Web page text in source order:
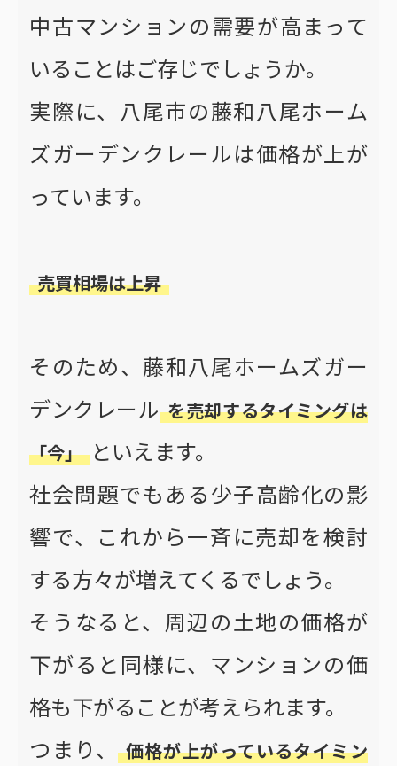
中古マンションの需要が高まって
いることはご存じでしょうか。
実際に、八尾市の藤和八尾ホーム
ズガーデンクレールは価格が上が
っています。
売買相場は上昇
そのため、藤和八尾ホームズガー
デンクレール を売却するタイミングは
「今」 といえます。
社会問題でもある少子高齢化の影
響で、これから一斉に売却を検討
する方々が増えてくるでしょう。
そうなると、周辺の土地の価格が
下がると同様に、マンションの価
格も下がることが考えられます。
つまり、
価格が上がっているタイミン